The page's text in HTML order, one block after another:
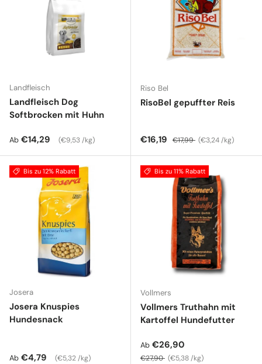
Landfleisch
Landfleisch Dog
Softbrocken mit Huhn
Normaler Preis
Ab €14,29 Grundpreis
€9,53 /kg
Riso Bel
RisoBel gepuffter Reis
Verkaufspreis
€16,19 Normaler Preis
€17,99 Grundpreis
€3,24 /kg
Bis zu 12% Rabatt
Josera
Josera Knuspies
Hundesnack
Normaler Preis
Ab €4,79 Grundpreis
€5,32 /kg
Bis zu 11% Rabatt
Vollmers
Vollmers Truthahn mit
Kartoffel Hundefutter
Verkaufspreis
Ab €26,90
Normaler Preis
€27,90 Grundpreis
€5,38 /kg